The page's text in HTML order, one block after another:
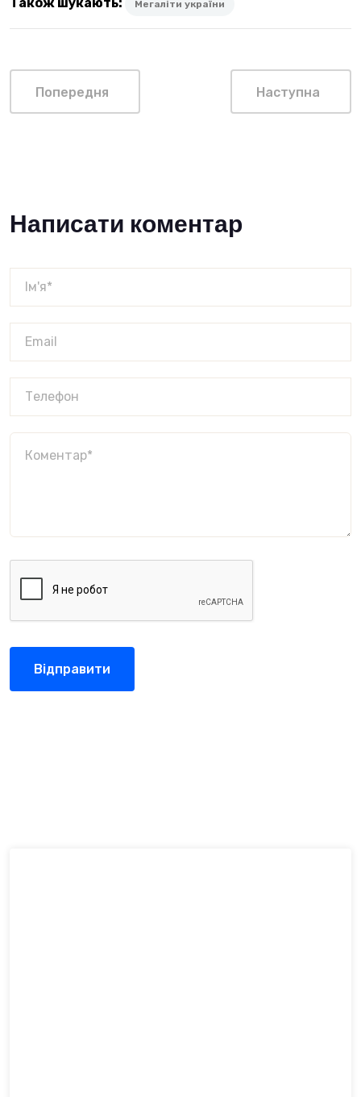
Мегаліти україни
Попередня Наступна
Написати коментар
Відправити